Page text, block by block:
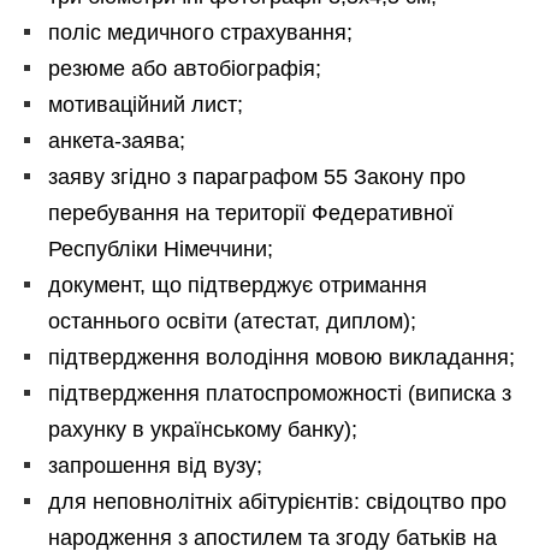
поліс медичного страхування;
резюме або автобіографія;
мотиваційний лист;
анкета-заява;
заяву згідно з параграфом 55 Закону про
перебування на території Федеративної
Республіки Німеччини;
документ, що підтверджує отримання
останнього освіти (атестат, диплом);
підтвердження володіння мовою викладання;
підтвердження платоспроможності (виписка з
рахунку в українському банку);
запрошення від вузу;
для неповнолітніх абітурієнтів: свідоцтво про
народження з апостилем та згоду батьків на